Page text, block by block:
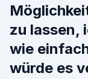
zu lassen,
wie
würde es